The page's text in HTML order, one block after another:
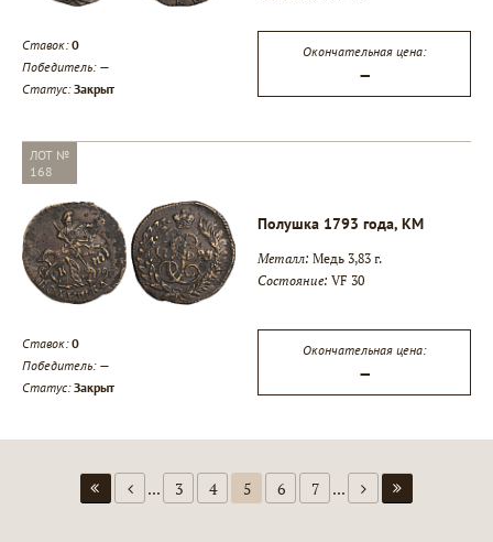
Ставок:0
Победитель: —
Статус:Закрыт
Окончательная цена:
—
ЛОТ №
168
Полушка 1793 года, КМ
Металл: Медь 3,83 г.
Состояние: VF 30
Ставок:0
Победитель: —
Статус:Закрыт
Окончательная цена:
—
... 3 4 5 6 7 ...